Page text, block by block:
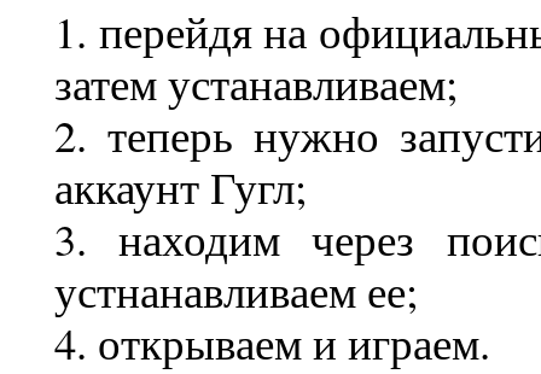
перейдя на
затем устанавливаем;
теперь нужно
аккаунт Гугл;
находим через
устнанавливаем ее;
открываем и играем.